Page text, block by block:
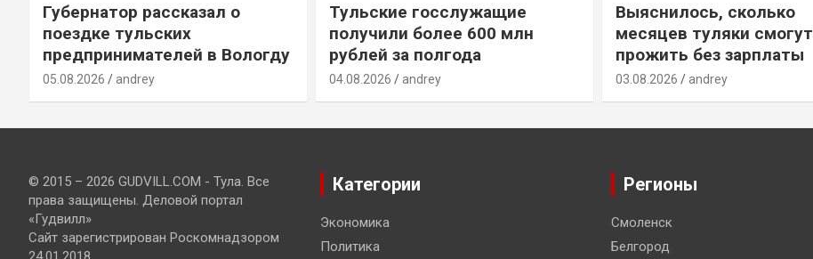
Губернатор рассказал о
поездке тульских
предпринимателей в Вологду
05.08.2026 andrey
Тульские госслужащие
получили более 600 млн
рублей за полгода
04.08.2026 andrey
Выяснилось, сколько
месяцев туляки смогут
прожить без зарплаты
03.08.2026 andrey
© 2015 – 2026 GUDVILL.COM - Тула. Все
права защищены. Деловой портал
«Гудвилл»
Сайт зарегистрирован Роскомнадзором
Категории
Экономика
Политика
Регионы
Смоленск
Белгород